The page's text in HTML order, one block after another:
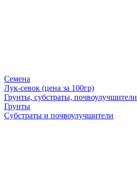
Семена
Лук-севок (цена за 100гр)
Грунты, субстраты, почвоулучшители
Грунты
Субстраты и почвоулучшители